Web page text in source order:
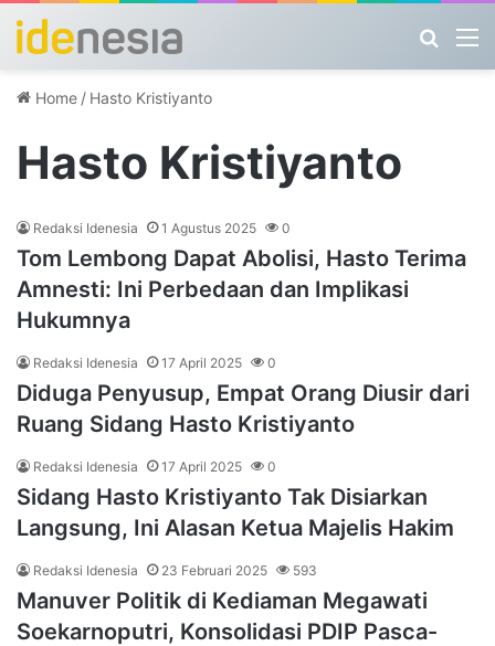
Home / Hasto Kristiyanto
Hasto Kristiyanto
Redaksi Idenesia 1 Agustus 2025 0
Tom Lembong Dapat Abolisi, Hasto Terima
Amnesti: Ini Perbedaan dan Implikasi
Hukumnya
Redaksi Idenesia 17 April 2025 0
Diduga Penyusup, Empat Orang Diusir dari
Ruang Sidang Hasto Kristiyanto
Redaksi Idenesia 17 April 2025 0
Sidang Hasto Kristiyanto Tak Disiarkan
Langsung, Ini Alasan Ketua Majelis Hakim
Redaksi Idenesia 23 Februari 2025 593
Manuver Politik di Kediaman Megawati
Soekarnoputri, Konsolidasi PDIP Pasca-